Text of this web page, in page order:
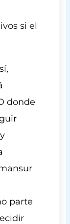
si el
donde
parte